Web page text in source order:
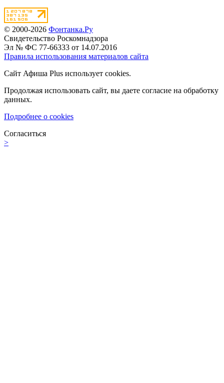
© 2000-2026 Фонтанка.Ру
Свидетельство Роскомнадзора
Эл № ФС 77-66333 от 14.07.2016
Правила использования материалов сайта
Сайт Афиша Plus использует cookies.
Продолжая использовать сайт, вы даете согласие на обработку
данных.
Подробнее о cookies
Согласиться
>